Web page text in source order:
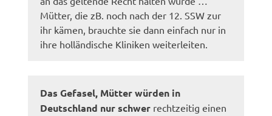
Mütter, die zB. noch nach der 12. SSW zur
ihr kämen, brauchte sie dann einfach nur in
ihre holländische Kliniken weiterleiten.
Das Gefasel, Mütter würden in
Deutschland nur schwer rechtzeitig einen